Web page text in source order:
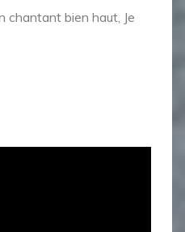
chantant bien haut, Je